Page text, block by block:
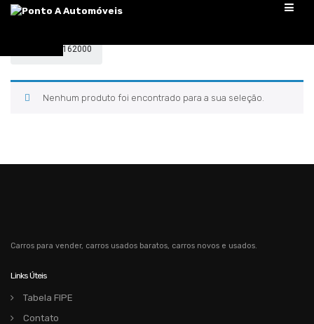
Pular
162000
Nenhum produto foi encontrado para a sua seleção.
Carros para vender, carros usados baratos, carros novos e usados.
Links Úteis
Tabela FIPE
Contato